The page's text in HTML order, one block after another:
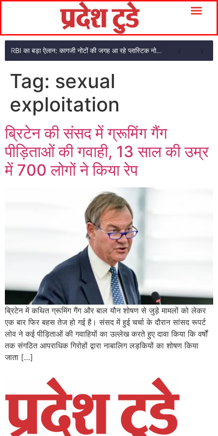
RBI का बड़ा ऐलान: कागजी नोटों की जगह आ रहे प्लास्टिक नोट, ₹10-₹20 के नोट बदल जाएंगे
Tag: sexual
exploitation
ब्रिटेन की संसद में ग्रूमिंग गैंग
पीड़िताओं की गवाही, 13 साल की उम्र
में 700 लोगों ने किया रेप
ब्रिटेन में कथित ग्रूमिंग गैंग और बाल यौन शोषण से जुड़े मामलों को लेकर
एक बार फिर बहस तेज हो गई है। संसद में हुई चर्चा के दौरान सांसद रूपर्ट
लोव ने कई पीड़िताओं की गवाहियों का उल्लेख करते हुए दावा किया कि वर्षों
तक संगठित आपराधिक गिरोहों द्वारा नाबालिग लड़कियों का शोषण किया
जाता […]